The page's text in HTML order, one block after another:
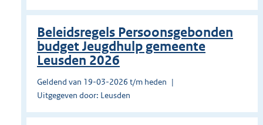
Beleidsregels Persoonsgebonden
budget Jeugdhulp gemeente
Leusden 2026
Geldend van 19-03-2026 t/m heden
Uitgegeven door: Leusden